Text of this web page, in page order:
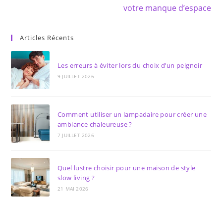
votre manque d’espace
Articles Récents
Les erreurs à éviter lors du choix d’un peignoir
9 JUILLET 2026
Comment utiliser un lampadaire pour créer une
ambiance chaleureuse ?
7 JUILLET 2026
Quel lustre choisir pour une maison de style
slow living ?
21 MAI 2026